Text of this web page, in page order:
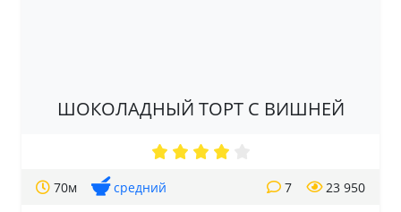
ШОКОЛАДНЫЙ ТОРТ С ВИШНЕЙ
70м средний 23 950
7